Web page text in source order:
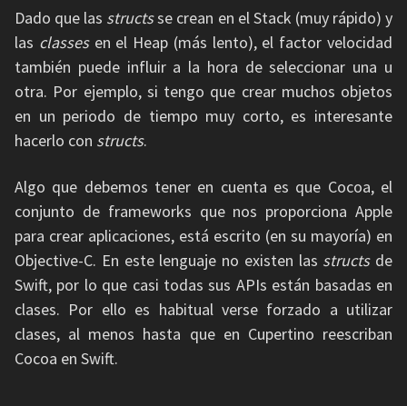
Dado que las structsse crean en el Stack (muy rápido) y
las classesen el Heap (más lento), el factor velocidad
también puede influir a la hora de seleccionar una u
otra. Por ejemplo, si tengo que crear muchos objetos
en un periodo de tiempo muy corto, es interesante
hacerlo con structs.
Algo que debemos tener en cuenta es que Cocoa, el
conjunto de frameworks que nos proporciona Apple
para crear aplicaciones, está escrito (en su mayoría) en
Objective-C. En este lenguaje no existen las structsde
Swift, por lo que casi todas sus APIs están basadas en
clases. Por ello es habitual verse forzado a utilizar
clases, al menos hasta que en Cupertino reescriban
Cocoa en Swift.